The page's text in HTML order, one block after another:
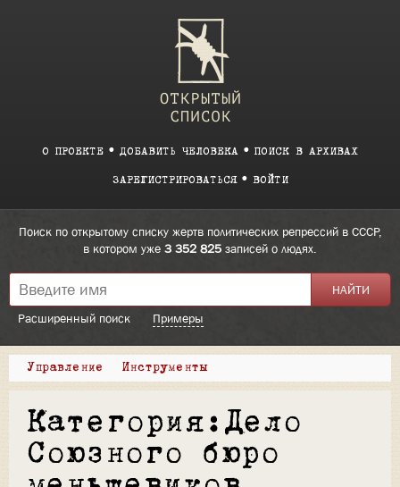
О ПРОЕКТЕ ДОБАВИТЬ ЧЕЛОВЕКА ПОИСК В АРХИВАХ
ЗАРЕГИСТРИРОВАТЬСЯ ВОЙТИ
Поиск по открытому списку жертв политических репрессий в СССР,
в котором уже 3 352 825 записей о людях.
Расширенный поиск Примеры
Управление Инструменты
Категория:Дело
Союзного бюро